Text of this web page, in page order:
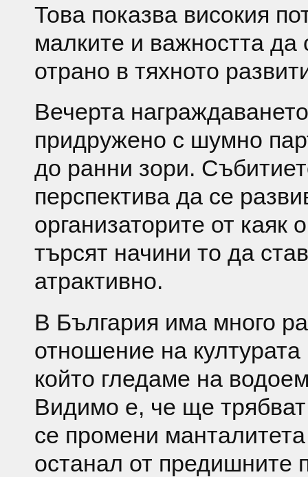
Това показва високия
малките и важността да
отрано в тяхното
Вечерта
придружено с шумно
до ранни зори.
перспектива да се
организаторите от каяк
търсят начини то да
атрактивно.
В България има много
отношение на
който гледаме на
Видимо е, че ще
се промени
останал от предишните